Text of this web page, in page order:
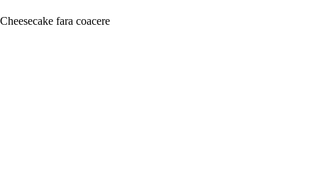
Cheesecake fara coacere